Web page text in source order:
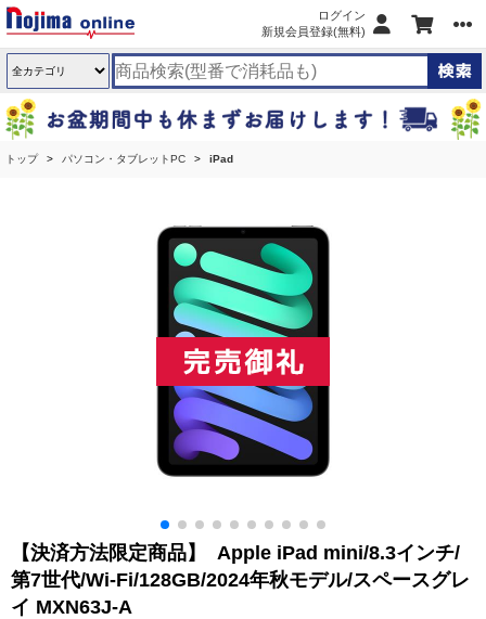
ログイン
新規会員登録(無料)
トップ パソコン・タブレットPC iPad
【決済方法限定商品】 Apple iPad mini/8.3インチ/
第7世代/Wi-Fi/128GB/2024年秋モデル/スペースグレ
イ MXN63J-A